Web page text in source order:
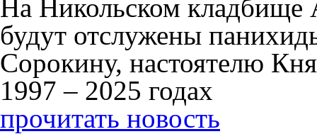
На Никольском кладбище
будут отслужены
Сорокину, настоятелю
1997 – 2025 годах
прочитать новость